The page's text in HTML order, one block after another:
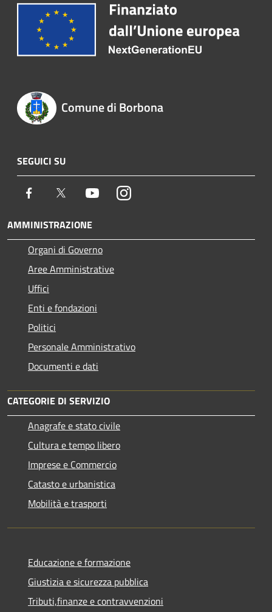
Comune di Borbona
SEGUICI SU
Facebook Twitter YoutubeInstagram
AMMINISTRAZIONE
Organi di Governo
Aree Amministrative
Uffici
Enti e fondazioni
Politici
Personale Amministrativo
Documenti e dati
CATEGORIE DI SERVIZIO
Anagrafe e stato civile
Cultura e tempo libero
Imprese e Commercio
Catasto e urbanistica
Mobilità e trasporti
Educazione e formazione
Giustizia e sicurezza pubblica
Tributi,finanze e contravvenzioni